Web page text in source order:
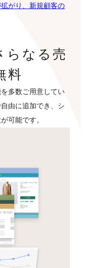
がり、新規顧客の
らなる売
料
多数ご用意してい
由に追加でき、シ
可能です。